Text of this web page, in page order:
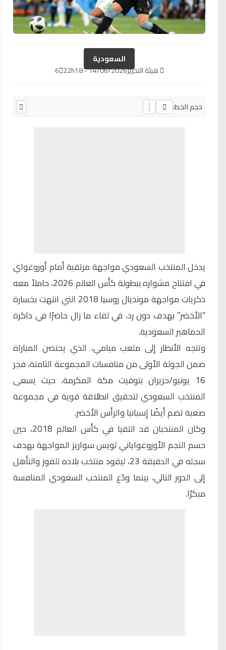
السعودية
هيئة التحرير14/06/2026 - 22h18
6
حجم الخط:
يدخل المنتخب السعودي مواجهة مرتقبة أمام أوروغواي
في افتتاح مشواره ببطولة كأس العالم 2026، حاملاً معه
ذكريات مواجهة مونديال روسيا 2018 التي انتهت بخسارة
“الأخضر” بهدف دون رد، في لقاء ما زال حاضرًا في ذاكرة
الجماهير السعودية.
وتتجه الأنظار إلى ملعب ميامي، الذي يحتضن المباراة
ضمن الجولة الأولى من منافسات المجموعة الثامنة، فجر
16 يونيو/حزيران بتوقيت مكة المكرمة، حيث يسعى
المنتخب السعودي لتحقيق انطلاقة قوية في مجموعة
صعبة تضم أيضًا إسبانيا والرأس الأخضر.
وكان المنتخبان قد التقيا في كأس العالم 2018، حين
حسم النجم الأوروغواياني لويس سواريز المواجهة بهدف
سجله في الدقيقة 23، ليقود منتخب بلاده للفوز والتأهل
إلى الدور التالي، بينما ودّع المنتخب السعودي المنافسة
مبكرًا.